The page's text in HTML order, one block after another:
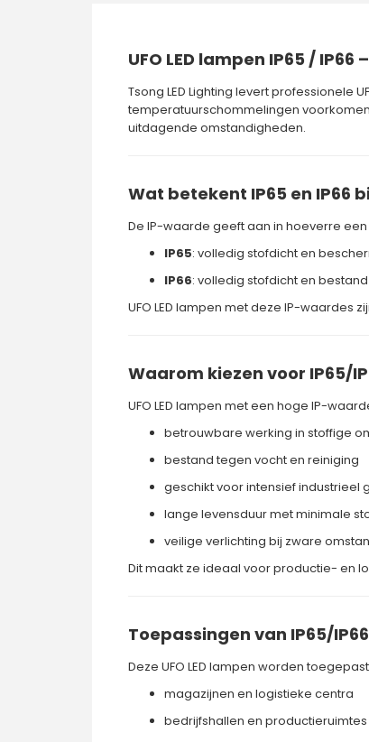
UFO LED lampen IP65 /
Tsong LED Lighting levert professionele
temperatuurschommelingen
uitdagende omstandigheden.
Wat betekent IP65 en IP66
De IP-waarde geeft aan in hoeverre
IP65: volledig stofdicht en
IP66: volledig stofdicht en
UFO LED lampen met deze IP-waardes
Waarom kiezen voor IP65/
UFO LED lampen met een hoge IP-
betrouwbare werking in stoffige
bestand tegen vocht en reiniging
geschikt voor intensief industrieel
lange levensduur met minimale
veilige verlichting bij zware
Dit maakt ze ideaal voor productie- en
Toepassingen van IP65/IP66
Deze UFO LED lampen worden
magazijnen en logistieke centra
bedrijfshallen en productieruimtes